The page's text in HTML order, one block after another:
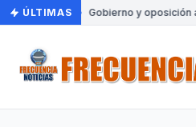
ÚLTIMAS Gobierno y oposición